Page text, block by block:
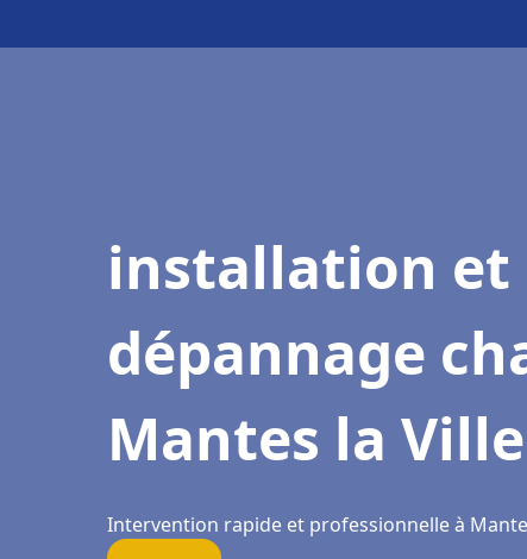
installation et
dépannage
Mantes la Ville
Intervention rapide et professionnelle à